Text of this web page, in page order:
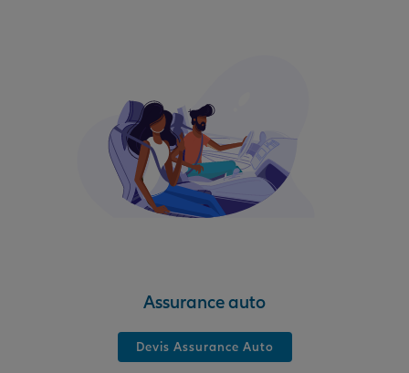
Assurance auto
Devis Assurance Auto